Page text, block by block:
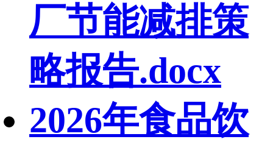
厂节能减排策
略报告.docx
2026年食品饮